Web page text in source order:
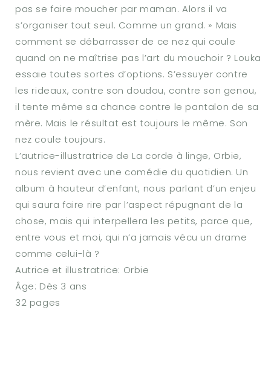
pas se faire moucher par maman. Alors il va
s’organiser tout seul. Comme un grand. » Mais
comment se débarrasser de ce nez qui coule
quand on ne maîtrise pas l’art du mouchoir ? Louka
essaie toutes sortes d’options. S’essuyer contre
les rideaux, contre son doudou, contre son genou,
il tente même sa chance contre le pantalon de sa
mère. Mais le résultat est toujours le même. Son
nez coule toujours.
L’autrice-illustratrice de La corde à linge, Orbie,
nous revient avec une comédie du quotidien. Un
album à hauteur d’enfant, nous parlant d’un enjeu
qui saura faire rire par l’aspect répugnant de la
chose, mais qui interpellera les petits, parce que,
entre vous et moi, qui n’a jamais vécu un drame
comme celui-là ?
Autrice et illustratrice: Orbie
Âge: Dès 3 ans
32 pages